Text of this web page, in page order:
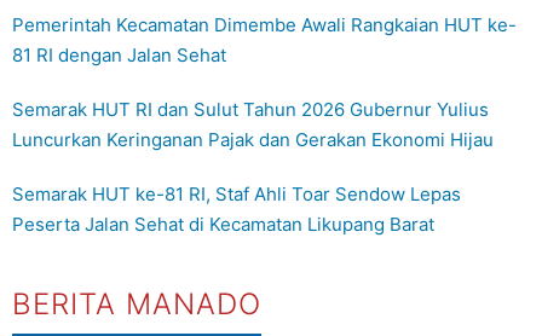
Pemerintah Kecamatan Dimembe Awali Rangkaian HUT ke-
81 RI dengan Jalan Sehat
Semarak HUT RI dan Sulut Tahun 2026 Gubernur Yulius
Luncurkan Keringanan Pajak dan Gerakan Ekonomi Hijau
Semarak HUT ke-81 RI, Staf Ahli Toar Sendow Lepas
Peserta Jalan Sehat di Kecamatan Likupang Barat
BERITA MANADO